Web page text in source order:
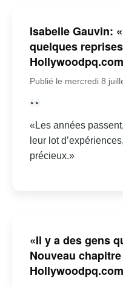
Isabelle Gauvin:
quelques
Hollywoodpq.com
Publié le mercredi 8
«Les années
leur lot
précieux.»
«Il y a des gens
Nouveau
Hollywoodpq.com